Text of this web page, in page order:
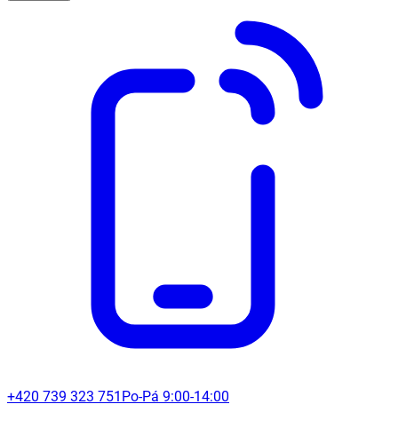
+420 739 323 751 Po-Pá 9:00-14:00